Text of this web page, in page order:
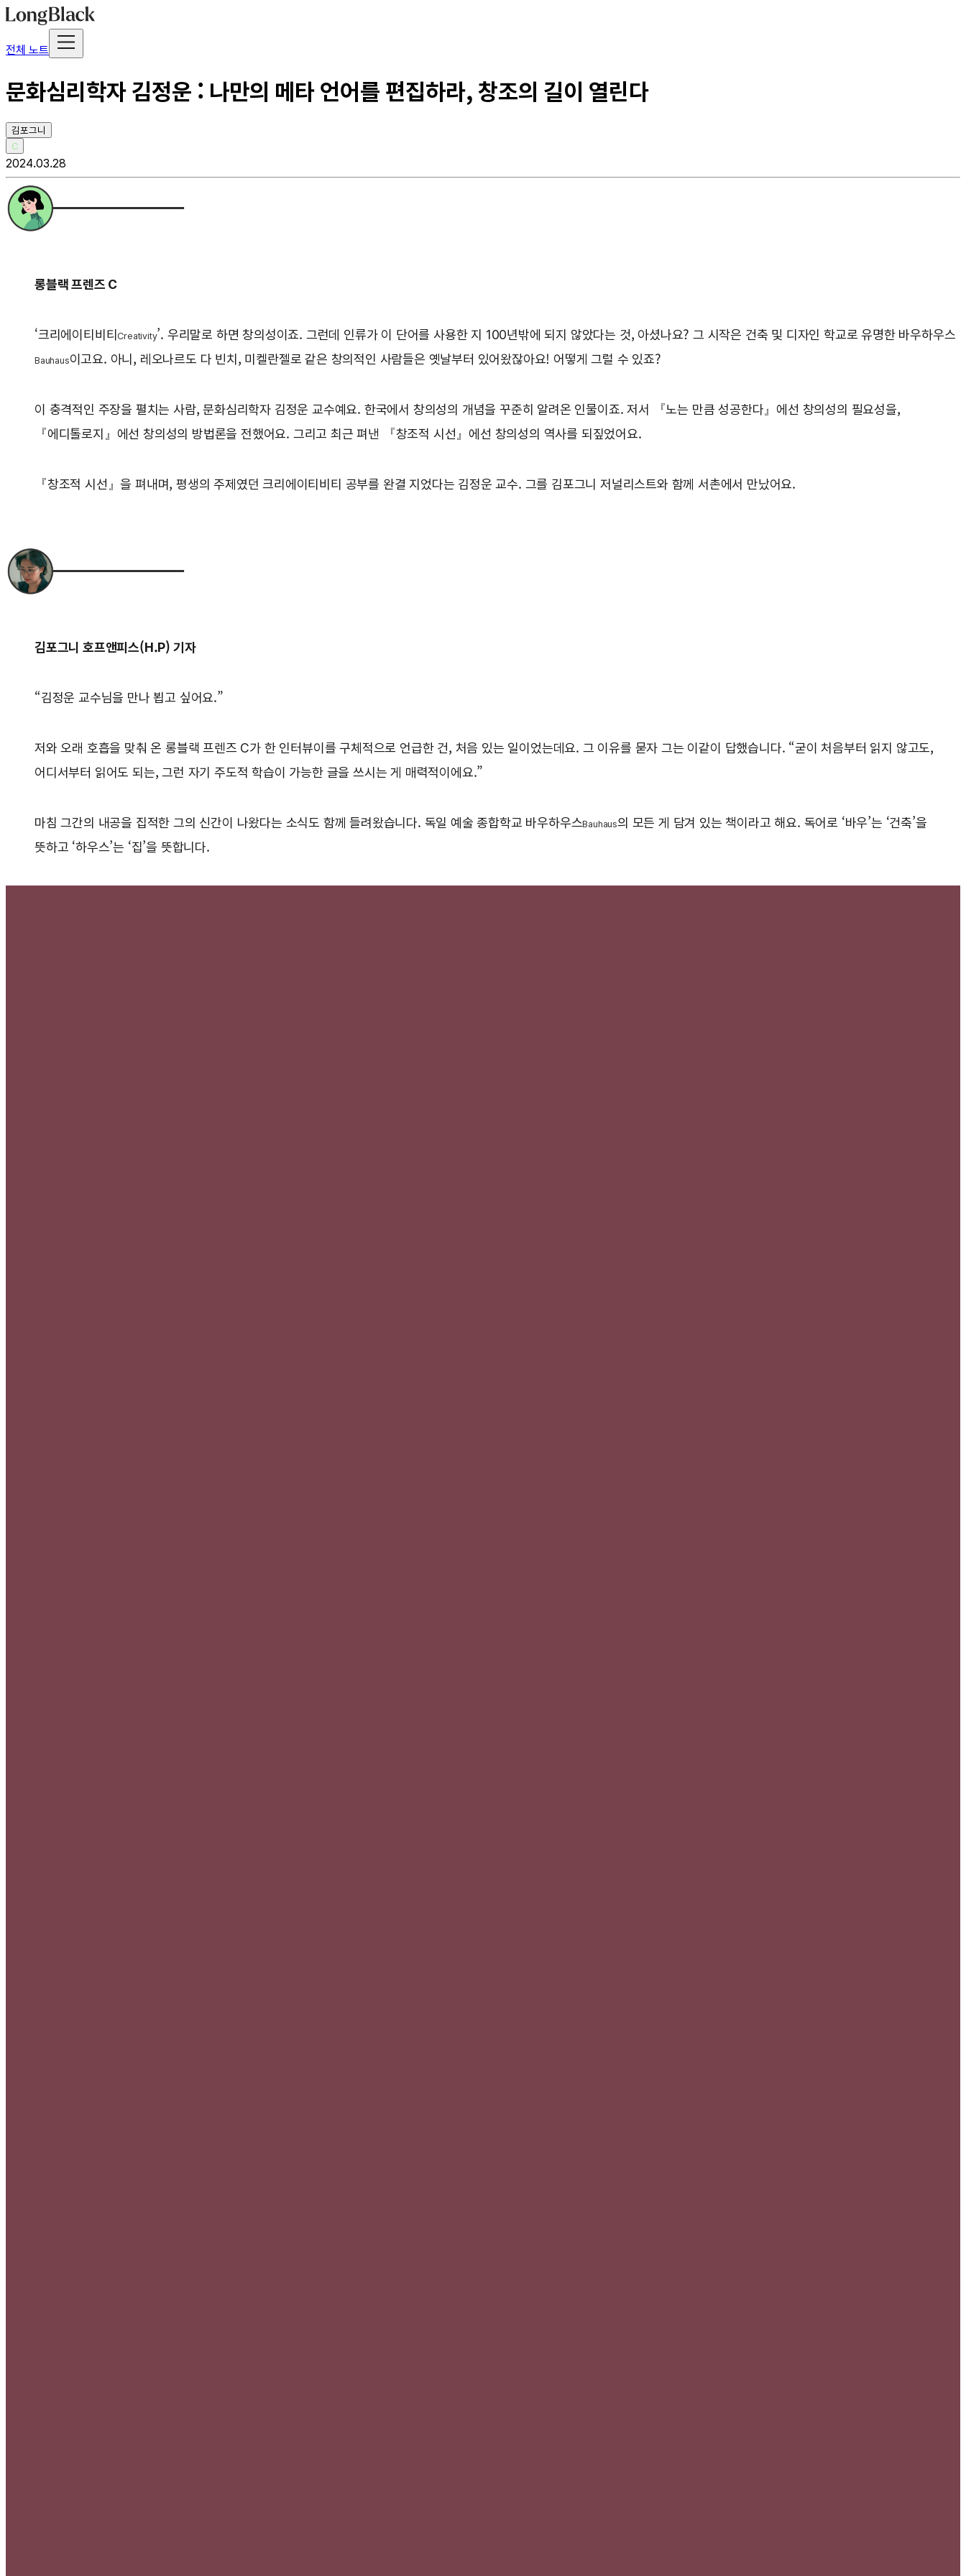
전체 노트
문화심리학자 김정운 : 나만의 메타 언어를 편집하라, 창조의 길이 열린다
김포그니
C
2024.03.28
롱블랙 프렌즈 C
‘크리에이티비티Creativity’. 우리말로 하면 창의성이죠. 그런데 인류가 이 단어를 사용한 지 100년밖에 되지 않았다는 것, 아셨나요? 그 시작은 건축 및 디자인 학교로 유명한 바우하우스
Bauhaus이고요. 아니, 레오나르도 다 빈치, 미켈란젤로 같은 창의적인 사람들은 옛날부터 있어왔잖아요! 어떻게 그럴 수 있죠?
이 충격적인 주장을 펼치는 사람, 문화심리학자 김정운 교수예요. 한국에서 창의성의 개념을 꾸준히 알려온 인물이죠. 저서 『노는 만큼 성공한다』에선 창의성의 필요성을,
『에디톨로지』에선 창의성의 방법론을 전했어요. 그리고 최근 펴낸 『창조적 시선』에선 창의성의 역사를 되짚었어요.
『창조적 시선』을 펴내며, 평생의 주제였던 크리에이티비티 공부를 완결 지었다는 김정운 교수. 그를 김포그니 저널리스트와 함께 서촌에서 만났어요.
김포그니 호프앤피스(H.P) 기자
“김정운 교수님을 만나 뵙고 싶어요.”
저와 오래 호흡을 맞춰 온 롱블랙 프렌즈 C가 한 인터뷰이를 구체적으로 언급한 건, 처음 있는 일이었는데요. 그 이유를 묻자 그는 이같이 답했습니다. “굳이 처음부터 읽지 않고도,
어디서부터 읽어도 되는, 그런 자기 주도적 학습이 가능한 글을 쓰시는 게 매력적이에요.”
마침 그간의 내공을 집적한 그의 신간이 나왔다는 소식도 함께 들려왔습니다. 독일 예술 종합학교 바우하우스Bauhaus의 모든 게 담겨 있는 책이라고 해요. 독어로 ‘바우’는 ‘건축’을
뜻하고 ‘하우스’는 ‘집’을 뜻합니다.